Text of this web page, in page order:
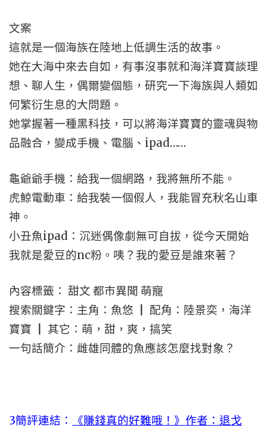
文案
這就是一個海族在陸地上低調生活的故事。
她在大海中來去自如，有事沒事就和海洋寶寶談理
想、聊人生，偶爾變個態，研究一下海族與人類如
何繁衍生息的大問題。
她掌握著一種黑科技，可以將海洋寶寶的靈魂與物
品融合，變成手機、電腦、ipad……
龜爺爺手機：給我一個網路，我將無所不能。
虎鯨電動車：給我裝一個假人，我能冒充秋名山車
神。
小丑魚ipad：沉迷偶像劇無可自拔，從今天開始
我就是愛豆的nc粉。咦？我的愛豆是誰來著？
內容標籤： 甜文 都市異聞 萌寵
搜索關鍵字：主角：魚悠 ┃ 配角：陸景奕，海洋
寶寶 ┃ 其它：萌，甜，爽，搞笑
一句話簡介：雌雄同體的魚應該怎麼找對象？
3簡評連結：
《賺錢真的好難哦！》作者：退戈